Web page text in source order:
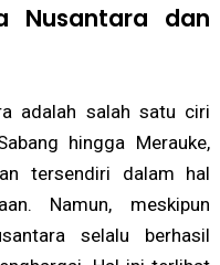
Nusantara dan
adalah salah satu ciri
hingga Merauke,
tersendiri dalam hal
Namun, meskipun
selalu berhasil